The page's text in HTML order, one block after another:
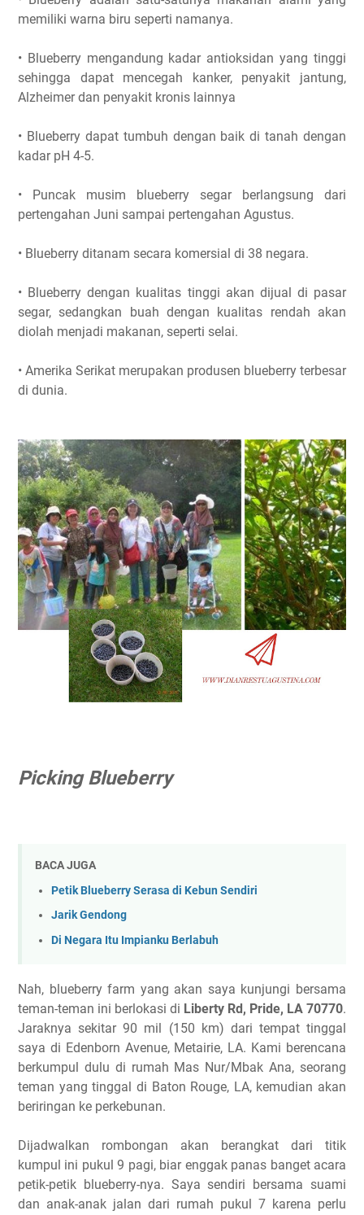
memiliki warna biru seperti namanya.
• Blueberry mengandung kadar antioksidan yang tinggi
sehingga dapat mencegah kanker, penyakit jantung,
Alzheimer dan penyakit kronis lainnya
• Blueberry dapat tumbuh dengan baik di tanah dengan
kadar pH 4-5.
• Puncak musim blueberry segar berlangsung dari
pertengahan Juni sampai pertengahan Agustus.
• Blueberry ditanam secara komersial di 38 negara.
• Blueberry dengan kualitas tinggi akan dijual di pasar
segar, sedangkan buah dengan kualitas rendah akan
diolah menjadi makanan, seperti selai.
• Amerika Serikat merupakan produsen blueberry terbesar
di dunia.
Picking Blueberry
BACA JUGA
Petik Blueberry Serasa di Kebun Sendiri
Jarik Gendong
Di Negara Itu Impianku Berlabuh
Nah, blueberry farm yang akan saya kunjungi bersama
teman-teman ini berlokasi di Liberty Rd, Pride, LA 70770.
Jaraknya sekitar 90 mil (150 km) dari tempat tinggal
saya di Edenborn Avenue, Metairie, LA. Kami berencana
berkumpul dulu di rumah Mas Nur/Mbak Ana, seorang
teman yang tinggal di Baton Rouge, LA, kemudian akan
beriringan ke perkebunan.
Dijadwalkan rombongan akan berangkat dari titik
kumpul ini pukul 9 pagi, biar enggak panas banget acara
petik-petik blueberry-nya. Saya sendiri bersama suami
dan anak-anak jalan dari rumah pukul 7 karena perlu